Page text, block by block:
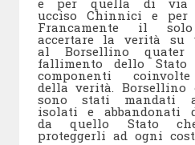
e per quella di via
ucciso Chinnici e per
Francamente il
accertare la verità su
al Borsellino
fallimento dello
componenti coinvolte
della verità. Borsellino
sono stati mandati
isolati e
da quello Stato
proteggerli ad ogni